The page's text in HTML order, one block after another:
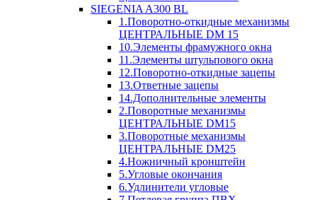
SIEGENIA A300 BL
1.Поворотно-откидные механизмы
ЦЕНТРАЛЬНЫЕ DM 15
10.Элементы фрамужного окна
11.Элементы штульпового окна
12.Поворотно-откидные зацепы
13.Ответные зацепы
14.Дополнительные элементы
2.Поворотные механизмы
ЦЕНТРАЛЬНЫЕ DM15
3.Поворотные механизмы
ЦЕНТРАЛЬНЫЕ DM25
4.Ножничный кронштейн
5.Угловые окончания
6.Удлинители угловые